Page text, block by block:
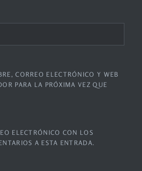
CORREO ELECTRÓNICO Y WEB
PARA LA PRÓXIMA VEZ QUE
ELECTRÓNICO CON LOS
A ESTA ENTRADA.